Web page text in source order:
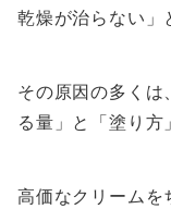
乾燥が治らない」
その原因の多くは
る量」と「塗り方
高価なクリームを